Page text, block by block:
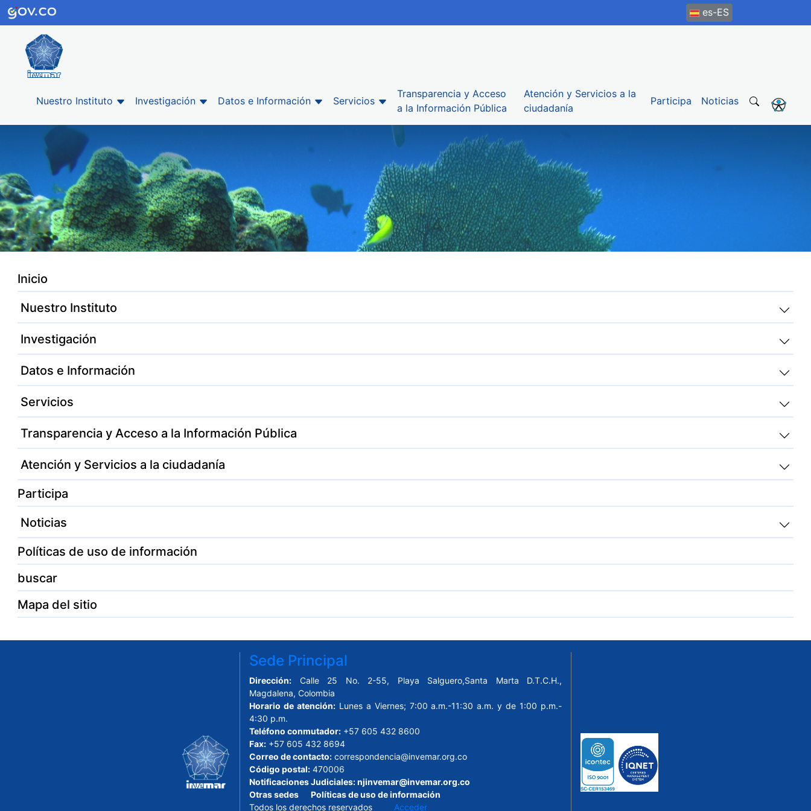
es-ES
Nuestro Instituto Investigación Datos e Información Servicios
Transparencia y Acceso
a la Información Pública
Atención y Servicios a la
ciudadanía
Participa Noticias
Inicio
Nuestro Instituto
Investigación
Datos e Información
Servicios
Transparencia y Acceso a la Información Pública
Atención y Servicios a la ciudadanía
Participa
Noticias
Políticas de uso de información
buscar
Mapa del sitio
Sede Principal
Dirección: Calle 25 No. 2-55, Playa Salguero,Santa Marta D.T.C.H.,
Magdalena, Colombia
Horario de atención:Lunes a Viernes; 7:00 a.m.-11:30 a.m. y de 1:00 p.m.-
4:30 p.m.
Teléfono conmutador: +57 605 432 8600
Fax: +57 605 432 8694
Correo de contacto: correspondencia@invemar.org.co
Código postal: 470006
Notificaciones Judiciales:njinvemar@invemar.org.co
Otras sedes
Políticas de uso de información
Todos los derechos reservados Acceder